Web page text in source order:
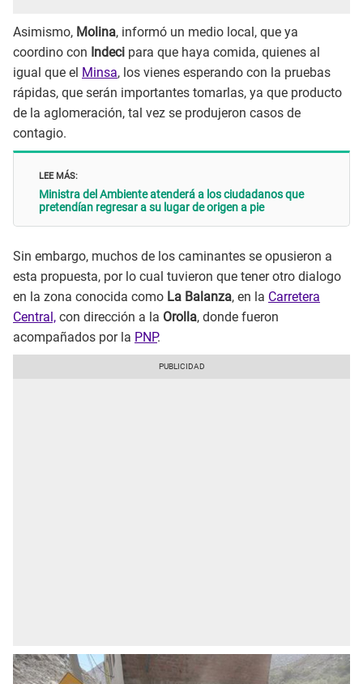
Asimismo, Molina, informó un medio local, que ya
coordino con Indeci para que haya comida, quienes al
igual que el Minsa, los vienes esperando con la pruebas
rápidas, que serán importantes tomarlas, ya que producto
de la aglomeración, tal vez se produjeron casos de
contagio.
LEE MÁS:
Ministra del Ambiente atenderá a los ciudadanos que
pretendían regresar a su lugar de origen a pie
Sin embargo, muchos de los caminantes se opusieron a
esta propuesta, por lo cual tuvieron que tener otro dialogo
en la zona conocida como La Balanza, en la Carretera
Central, con dirección a la Orolla, donde fueron
acompañados por la PNP.